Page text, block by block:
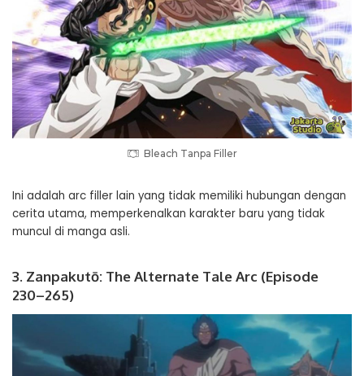
Bleach Tanpa Filler
Ini adalah arc filler lain yang tidak memiliki hubungan dengan
cerita utama, memperkenalkan karakter baru yang tidak
muncul di manga asli.
3. Zanpakutō: The Alternate Tale Arc (Episode
230–265)